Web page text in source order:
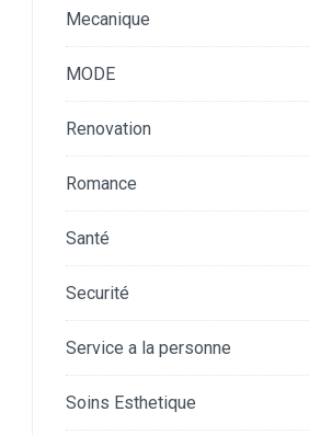
Mecanique
MODE
Renovation
Romance
Santé
Securité
Service a la personne
Soins Esthetique